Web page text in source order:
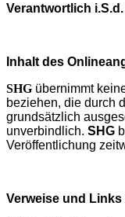
Verantwortlich i.S.d.
nhalt des
SHG übernimmt
beziehen, die durch
grundsätzlich
unverbindlich. SHG
Veröffentlichung
Verweise und Links